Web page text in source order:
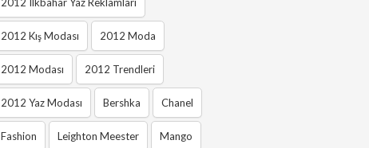
2012 Kış Modası 2012 Moda
2012 Modası 2012 Trendleri
2012 Yaz Modası Bershka Chanel
Fashion Leighton Meester Mango